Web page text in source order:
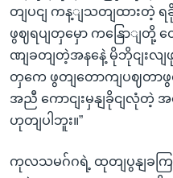
တျပငျ ကန့ျသတျထားတဲ့ ရခို
ဖွဈရပျတှမှော ကနြောျတို့
ဏျခတျတဲ့အနနေဲ့ မိုဘိုငျးလျ
တှကေ ဖွတျတောကျပဈတာဖွ
အညီ ကောငျးမှနျခိုငျလုံတဲ့ အ
ဟုတျပါဘူး။”
ကုလသမဂ်ဂရဲ့ ထုတျပွနျခက